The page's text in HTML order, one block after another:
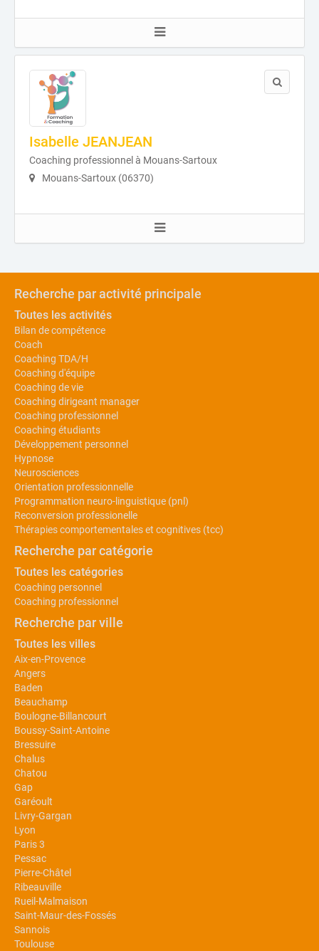
Isabelle JEANJEAN
Coaching professionnel à Mouans-Sartoux
Mouans-Sartoux (06370)
Recherche par activité principale
Toutes les activités
Bilan de compétence
Coach
Coaching TDA/H
Coaching d'équipe
Coaching de vie
Coaching dirigeant manager
Coaching professionnel
Coaching étudiants
Développement personnel
Hypnose
Neurosciences
Orientation professionnelle
Programmation neuro-linguistique (pnl)
Reconversion professionelle
Thérapies comportementales et cognitives (tcc)
Recherche par catégorie
Toutes les catégories
Coaching personnel
Coaching professionnel
Recherche par ville
Toutes les villes
Aix-en-Provence
Angers
Baden
Beauchamp
Boulogne-Billancourt
Boussy-Saint-Antoine
Bressuire
Chalus
Chatou
Gap
Garéoult
Livry-Gargan
Lyon
Paris 3
Pessac
Pierre-Châtel
Ribeauville
Rueil-Malmaison
Saint-Maur-des-Fossés
Sannois
Toulouse